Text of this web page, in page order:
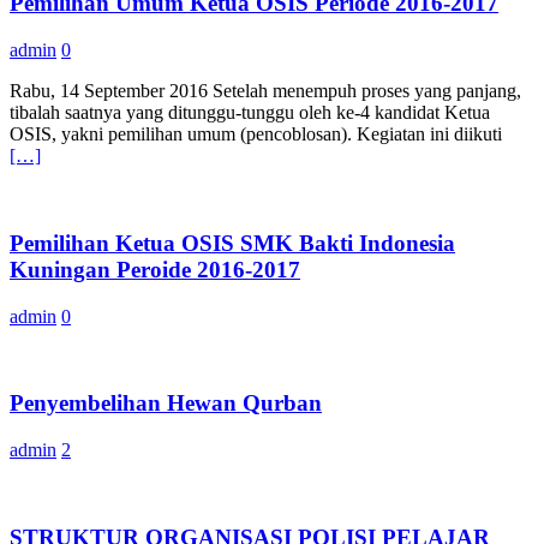
admin 0
Rabu, 14 September 2016 Setelah menempuh proses yang panjang,
tibalah saatnya yang ditunggu-tunggu oleh ke-4 kandidat Ketua
OSIS, yakni pemilihan umum (pencoblosan). Kegiatan ini diikuti
[…]
Pemilihan Ketua OSIS SMK Bakti Indonesia
Kuningan Peroide 2016-2017
admin 0
Penyembelihan Hewan Qurban
admin 2
STRUKTUR ORGANISASI POLISI PELAJAR